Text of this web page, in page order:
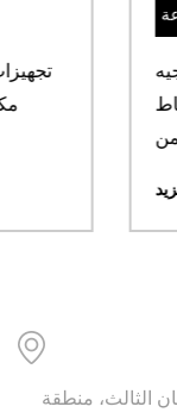
الكابلات لتوجيه
عند نقاط
رقم 188، طريق بونان الثالث، منطقة